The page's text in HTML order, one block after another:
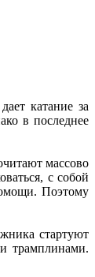
катание за
в последнее
массово
с собой
Поэтому
стартуют
трамплинами.